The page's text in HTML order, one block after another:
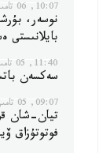
10:07, 06 تامىز 2026
بايلانىستى
11:40, 05 تامىز 2026
سەكسەن
09:07, 05 تامىز 2026
تيان-شان
فوتوتۇزاق